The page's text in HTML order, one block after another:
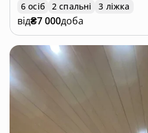
6 осіб 2 спальні 3 ліжка
від₴7 000доба